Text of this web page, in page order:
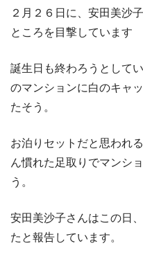
２月２６日に、安田美沙
ところを目撃しています
誕生日も終わろうとして
のマンションに白のキャ
たそう。
お泊りセットだと思われ
ん慣れた足取りでマンシ
う。
安田美沙子さんはこの日
たと報告しています。